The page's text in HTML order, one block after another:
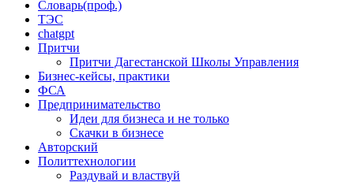
Словарь(проф.)
ТЭС
chatgpt
Притчи
Притчи Дагестанской Школы Управления
Бизнес-кейсы, практики
ФСА
Предпринимательство
Идеи для бизнеса и не только
Скачки в бизнесе
Авторский
Политтехнологии
Раздувай и властвуй